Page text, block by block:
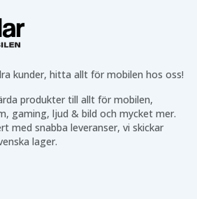
kunder, hitta allt för mobilen hos oss!
produkter till allt för mobilen,
gaming, ljud & bild och mycket mer.
med snabba leveranser, vi skickar
lager.